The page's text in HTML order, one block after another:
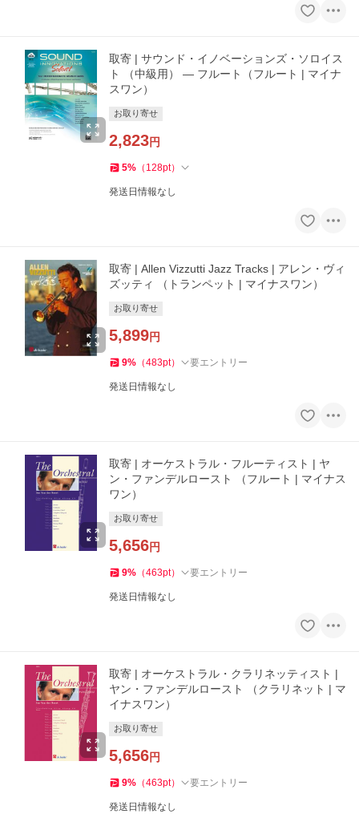
取寄 | サウンド・イノベーションズ・ソロイス
ト （中級用） ― フルート（フルート | マイナ
スワン）
お取り寄せ
2,823円
5% （ 128pt）
発送日情報なし
取寄 | Allen Vizzutti Jazz Tracks | アレン・ヴィ
ズッティ （トランペット | マイナスワン）
お取り寄せ
5,899円
9% （483pt） 要エントリー
発送日情報なし
取寄 | オーケストラル・フルーティスト | ヤ
ン・ファンデルロースト （フルート | マイナス
ワン）
お取り寄せ
5,656円
9% （463pt） 要エントリー
発送日情報なし
取寄 | オーケストラル・クラリネッティスト |
ヤン・ファンデルロースト （クラリネット | マ
イナスワン）
お取り寄せ
5,656円
9% （463pt） 要エントリー
発送日情報なし